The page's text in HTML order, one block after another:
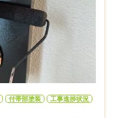
付帯部塗装
工事進捗状況